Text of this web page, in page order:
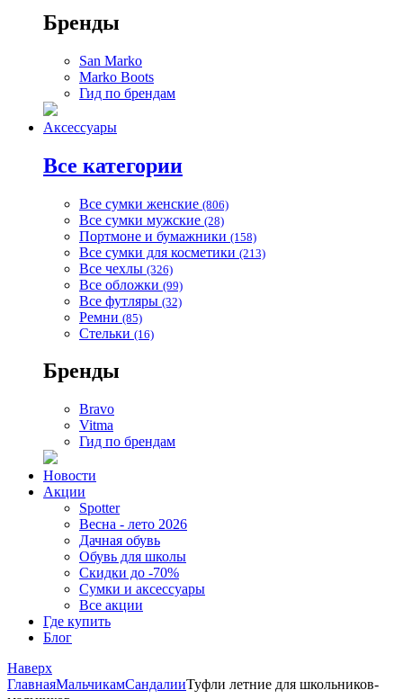
Бренды
San Marko
Marko Boots
Гид по брендам
Аксессуары
Все категории
Все сумки женские (806)
Все сумки мужские (28)
Портмоне и бумажники (158)
Все сумки для косметики (213)
Все чехлы (326)
Все обложки (99)
Все футляры (32)
Ремни (85)
Стельки (16)
Бренды
Bravo
Vitma
Гид по брендам
Новости
Акции
Spotter
Весна - лето 2026
Дачная обувь
Обувь для школы
Скидки до -70%
Сумки и аксессуары
Все акции
Где купить
Блог
Наверх
ГлавнаяМальчикамСандалииТуфли летние для школьников-